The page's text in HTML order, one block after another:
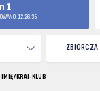
1
12:26:35
ZBIORCZA
/ KRAJ-KLUB